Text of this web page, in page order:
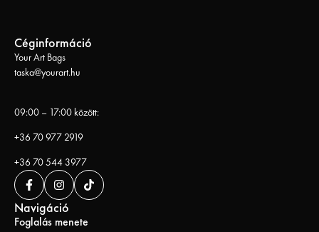
Céginformáció
Your Art Bags
taska@yourart.hu
09:00 – 17:00 között:
+36 70 977 2919
+36 70 544 3977
Navigáció
Foglalás menete